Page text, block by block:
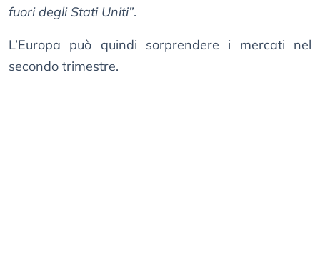
fuori degli Stati Uniti”.
L’Europa può quindi sorprendere i mercati nel
secondo trimestre.